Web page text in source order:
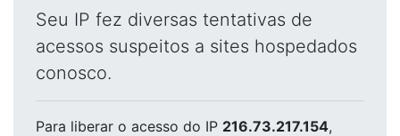
Seu IP fez diversas tentativas de
acessos suspeitos a sites hospedados
conosco.
Para liberar o acesso do IP 216.73.217.154,